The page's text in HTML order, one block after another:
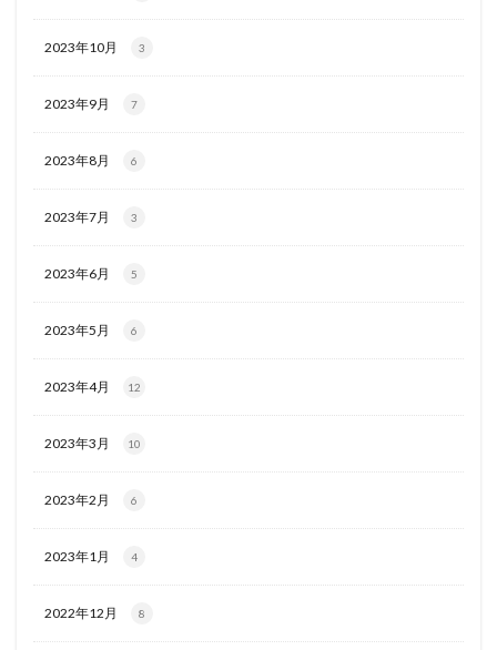
2023年10月 3
2023年9月 7
2023年8月 6
2023年7月 3
2023年6月 5
2023年5月 6
2023年4月 12
2023年3月 10
2023年2月 6
2023年1月 4
2022年12月 8